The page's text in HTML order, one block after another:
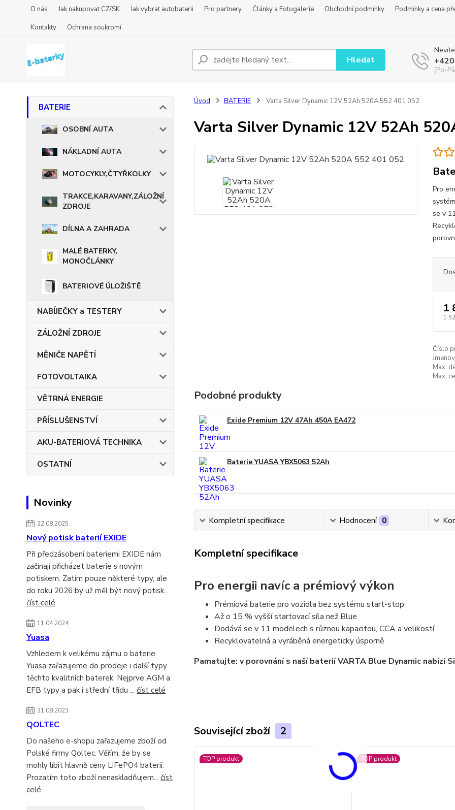
O nás Jak nakupovat CZ/SK Jak vybrat autobaterii Pro partnery Články a Fotogalerie Obchodní podmínky
Podmínky a cena
Kontakty
Ochrana soukromí
Hledat
(Po-
BATERIE
OSOBNÍ AUTA
NÁKLADNÍ AUTA
MOTOCYKLY,ČTYŘKOLKY
TRAKCE,KARAVANY,ZÁLOŽNÍ
ZDROJE
DÍLNA A ZAHRADA
MALÉ BATERKY,
MONOČLÁNKY
BATERIOVÉ ÚLOŽIŠTĚ
NABÍJEČKY a TESTERY
ZÁLOŽNÍ ZDROJE
MĚNIČE NAPĚTÍ
FOTOVOLTAIKA
VĚTRNÁ ENERGIE
PŘÍSLUŠENSTVÍ
AKU-BATERIOVÁ TECHNIKA
OSTATNÍ
Novinky
22.08.2025
Nový potisk baterií EXIDE
Při předzásobení bateriemi EXIDE nám
začínají přicházet baterie s novým
potiskem. Zatím pouze některé typy, ale
do roku 2026 by už měl být nový potisk...
číst celé
11.04.2024
Yuasa
Vzhledem k velikému zájmu o baterie
Yuasa zařazujeme do prodeje i další typy
těchto kvalitních baterek. Nejprve AGM a
EFB typy a pak i střední třídu ... číst celé
31.08.2023
QOLTEC
Do našeho e-shopu zařazujeme zboží od
Polské firmy Qoltec. Věřím, že by se
mohly líbit hlavně ceny LiFePO4 baterií.
Prozatím toto zboží nenaskladňujem... číst
celé
Úvod BATERIE Varta Silver Dynamic 12V 52Ah 520A 552 401 052
Varta Silver Dynamic 12V 52Ah
Pro
se v
1
1
Číslo
Max.
Max.
Podobné produkty
Exide Premium 12V 47Ah 450A EA472
Baterie YUASA YBX5063 52Ah
Kompletní specifikace Hodnocení 0
Kompletní specifikace
Pro energii navíc a prémiový výkon
Prémiová baterie pro vozidla bez systému start-stop
Až o 15 % vyšší startovací síla než Blue
Dodává se v 11 modelech s různou kapacitou, CCA a velikostí
Recyklovatelná a vyráběná energeticky úsporně
Pamatujte: v porovnání s naší baterií VARTA Blue Dynamic nabízí
Související zboží 2
TOP produkt TOP produkt